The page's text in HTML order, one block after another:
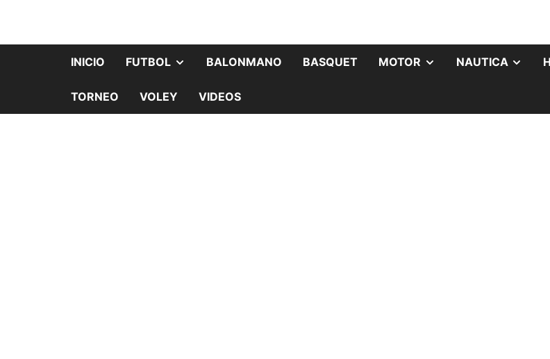
INICIO FUTBOL BALONMANO BASQUET MOTOR NAUTICA
TORNEO VOLEY VIDEOS